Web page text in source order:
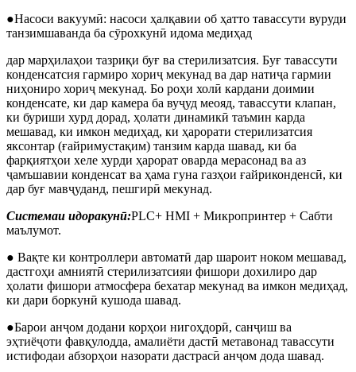
●Насоси вакуумӣ: насоси ҳалқавии об ҳатто тавассути вуруди
танзимшаванда ба сӯрохкунӣ идома медиҳад
дар марҳилаҳои тазриқи буғ ва стерилизатсия. Буғ тавассути
конденсатсия гармиро хориҷ мекунад ва дар натиҷа гармии
ниҳониро хориҷ мекунад. Бо роҳи холӣ кардани доимии
конденсате, ки дар камера ба вуҷуд меояд, тавассути клапан,
ки буриши хурд дорад, ҳолати динамикӣ таъмин карда
мешавад, ки имкон медиҳад, ки ҳарорати стерилизатсия
яксонтар (ғайримустақим) танзим карда шавад, ки ба
фарқиятҳои хеле хурди ҳарорат оварда мерасонад ва аз
ҷамъшавии конденсат ва ҳама гуна газҳои ғайриконденсӣ, ки
дар буғ мавҷуданд, пешгирӣ мекунад.
Системаи идоракунӣ:PLC+ HMI + Микропринтер + Сабти
маълумот.
● Вақте ки контроллери автоматӣ дар шароит ноком мешавад,
дастгоҳи амниятӣ стерилизатсияи фишори дохилиро дар
ҳолати фишори атмосфера бехатар мекунад ва имкон медиҳад,
ки дари боркунӣ кушода шавад.
●Барои анҷом додани корҳои нигоҳдорӣ, санҷиш ва
эҳтиёҷоти фавқулодда, амалиёти дастӣ метавонад тавассути
истифодаи абзорҳои назорати дастрасӣ анҷом дода шавад.